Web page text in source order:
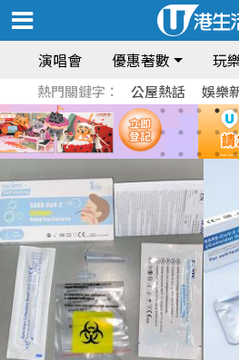
演唱會 優惠著數 玩
熱門關鍵字： 公屋熱話 娛樂